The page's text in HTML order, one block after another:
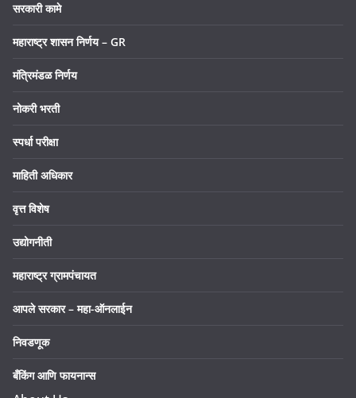
सरकारी कामे
महाराष्ट्र शासन निर्णय – GR
मंत्रिमंडळ निर्णय
नोकरी भरती
स्पर्धा परीक्षा
माहिती अधिकार
वृत्त विशेष
उद्योगनीती
महाराष्ट्र ग्रामपंचायत
आपले सरकार – महा-ऑनलाईन
निवडणूक
बँकिंग आणि फायनान्स